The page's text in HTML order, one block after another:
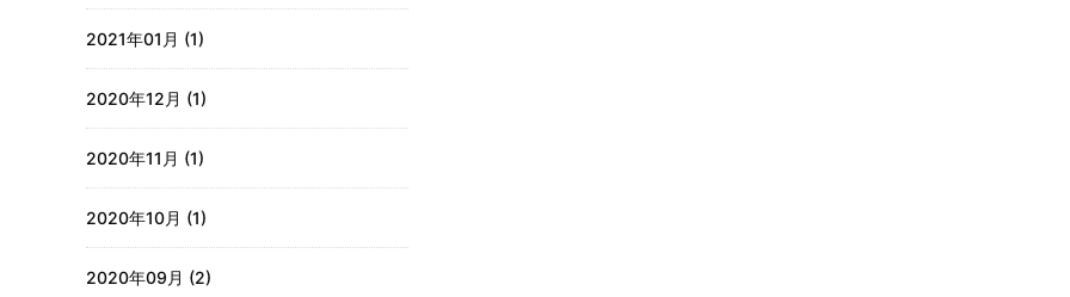
2021年01月 (1)
2020年12月 (1)
2020年11月 (1)
2020年10月 (1)
2020年09月 (2)